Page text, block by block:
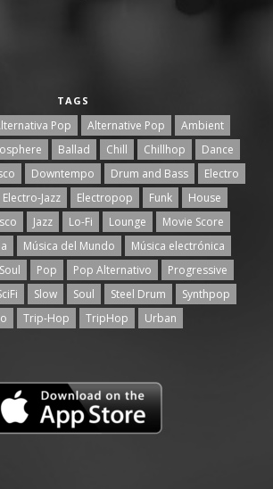
TAGS
Pop Alternative Pop
Ambient
Ballad Chill Chillhop
Dance
Downtempo Drum and Bass
Electro
Electro-Jazz Electropop Funk
House
Jazz Lo-Fi Lounge
Movie Score
Música del Mundo
Música electrónica
Pop Pop Alternativo
Progressive
Slow Soul Steel Drum
Synthpop
Trip-Hop TripHop Urban